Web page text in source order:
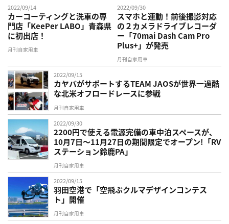
2022/09/14
カーコーティングと洗車の専
門店「KeePer LABO」青森県
に初出店！
月刊自家用車
2022/09/30
スマホと連動！前後撮影対応
の２カメラドライブレコーダ
ー「70mai Dash Cam Pro
Plus+」が発売
月刊自家用車
2022/09/15
カヤバがサポートするTEAM JAOSが世界一過酷
な北米オフロードレースに参戦
月刊自家用車
2022/09/30
2200円で使える電源完備の車中泊スペースが、
10月7日〜11月27日の期間限定でオープン!「RV
ステーション鈴鹿PA」
月刊自家用車
2022/09/15
羽田空港で「空飛ぶクルマデザインコンテス
ト」開催
月刊自家用車